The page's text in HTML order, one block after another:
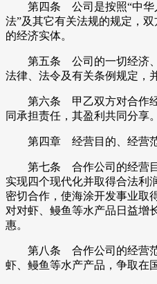
第四条 公司是按照“中华
法”及其它有关法规的规定，
的经济实体。
第五条 公司的一切经济、
法律、法令及有关条例规定，
第六条 甲乙双方对合作经
同承担责任，其盈利共同分享。
第四章 经营目的、经营范
第七条 合作公司的经营目
实现四个现代化并取得合法利
密切合作，使海涂开发事业取
对对虾、鳗鱼等水产品日益增
惠。
第八条 合作公司的经营范
虾、鳗鱼等水产产品，争取在